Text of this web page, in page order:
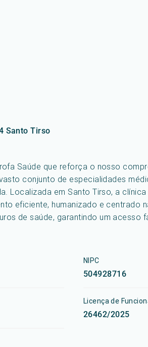
Santo Tirso
Saúde que reforça o nosso
conjunto de especialidades
Localizada em Santo Tirso, a
eficiente, humanizado e centrado
de saúde, garantindo um acesso
NIPC
504928716
Licença de
26462/2025